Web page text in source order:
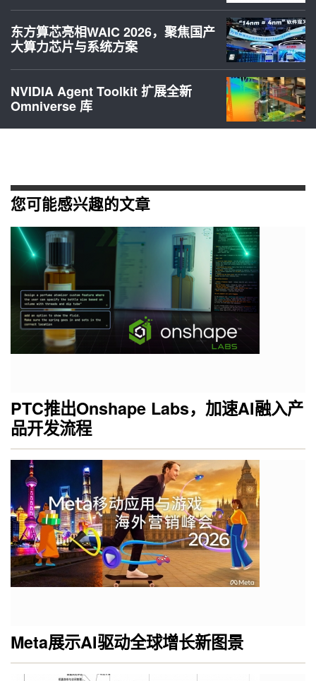
东方算芯亮相WAIC 2026，聚焦国产
大算力芯片与系统方案
NVIDIA Agent Toolkit 扩展全新
Omniverse 库
您可能感兴趣的文章
PTC推出Onshape Labs，加速AI融入产
品开发流程
Meta展示AI驱动全球增长新图景